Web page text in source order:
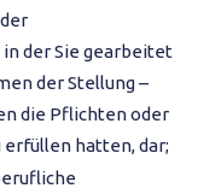
der Sie gearbeitet
der Stellung –
die Pflichten oder
erfüllen hatten, dar;